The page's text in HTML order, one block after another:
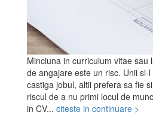
Minciuna in curriculum vitae sau
de angajare este un risc. Unii si-
castiga jobul, altii prefera sa fie
riscul de a nu primi locul de
in CV... citeste in continuare >